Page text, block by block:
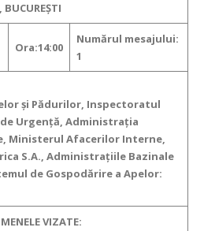
BUCUREȘTI
Ora:14:00
Numărul mesajului:
1
şi Pădurilor, Inspectoratul
Urgenţă, Administraţia
Ministerul Afacerilor Interne,
S.A., Administraţiile Bazinale
de Gospodărire a Apelor:
VIZATE: